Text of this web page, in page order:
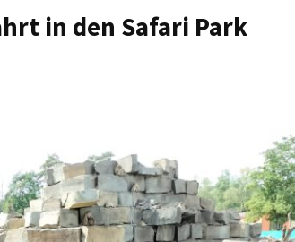
in den Safari Park